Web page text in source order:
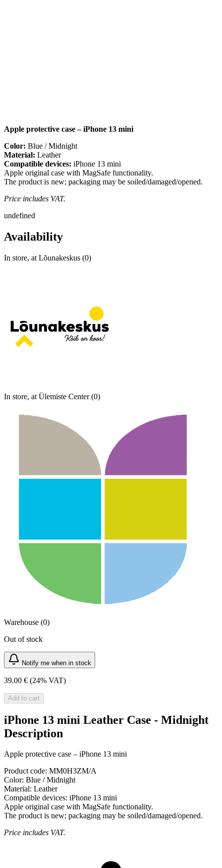
Apple protective case – iPhone 13 mini
Color: Blue / Midnight
Material: Leather
Compatible devices: iPhone 13 mini
Apple original case with MagSafe functionality.
The product is new; packaging may be soiled/damaged/opened.
Price includes VAT.
undefined
Availability
In store, at Lõunakeskus (0)
In store, at Ülemiste Center (0)
Warehouse (0)
Out of stock
Notify me when in stock
39.00 € (24% VAT)
Add to cart
iPhone 13 mini Leather Case - Midnight
Description
Apple protective case – iPhone 13 mini
Product code: MM0H3ZM/A
Color: Blue / Midnight
Material: Leather
Compatible devices: iPhone 13 mini
Apple original case with MagSafe functionality.
The product is new; packaging may be soiled/damaged/opened.
Price includes VAT.